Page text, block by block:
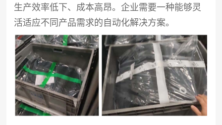
生产效率低下、成本高昂。企业需要一种能够灵
活适应不同产品需求的自动化解决方案。